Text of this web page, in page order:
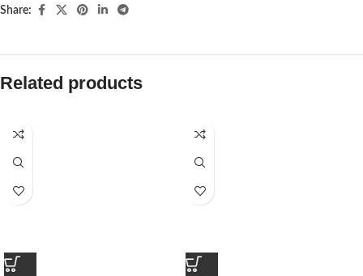
Share:
Related products